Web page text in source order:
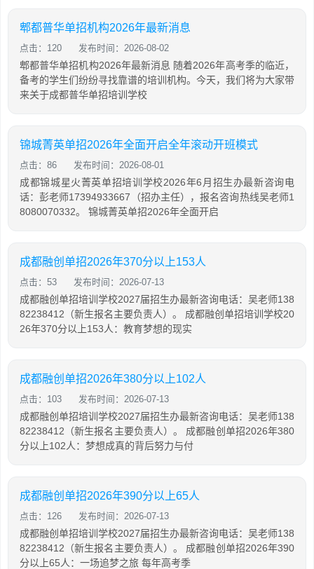
郫都普华单招机构2026年最新消息
点击：120 发布时间：2026-08-02
郫都普华单招机构2026年最新消息 随着2026年高考季的临近，
备考的学生们纷纷寻找靠谱的培训机构。今天，我们将为大家带
来关于成都普华单招培训学校
锦城菁英单招2026年全面开启全年滚动开班模式
点击：86 发布时间：2026-08-01
成都锦城星火菁英单招培训学校2026年6月招生办最新咨询电
话：彭老师17394933667（招办主任），报名咨询热线吴老师1
8080070332。 锦城菁英单招2026年全面开启
成都融创单招2026年370分以上153人
点击：53 发布时间：2026-07-13
成都融创单招培训学校2027届招生办最新咨询电话：吴老师138
82238412（新生报名主要负责人）。 成都融创单招培训学校20
26年370分以上153人：教育梦想的现实
成都融创单招2026年380分以上102人
点击：103 发布时间：2026-07-13
成都融创单招培训学校2027届招生办最新咨询电话：吴老师138
82238412（新生报名主要负责人）。 成都融创单招2026年380
分以上102人：梦想成真的背后努力与付
成都融创单招2026年390分以上65人
点击：126 发布时间：2026-07-13
成都融创单招培训学校2027届招生办最新咨询电话：吴老师138
82238412（新生报名主要负责人）。 成都融创单招2026年390
分以上65人：一场追梦之旅 每年高考季